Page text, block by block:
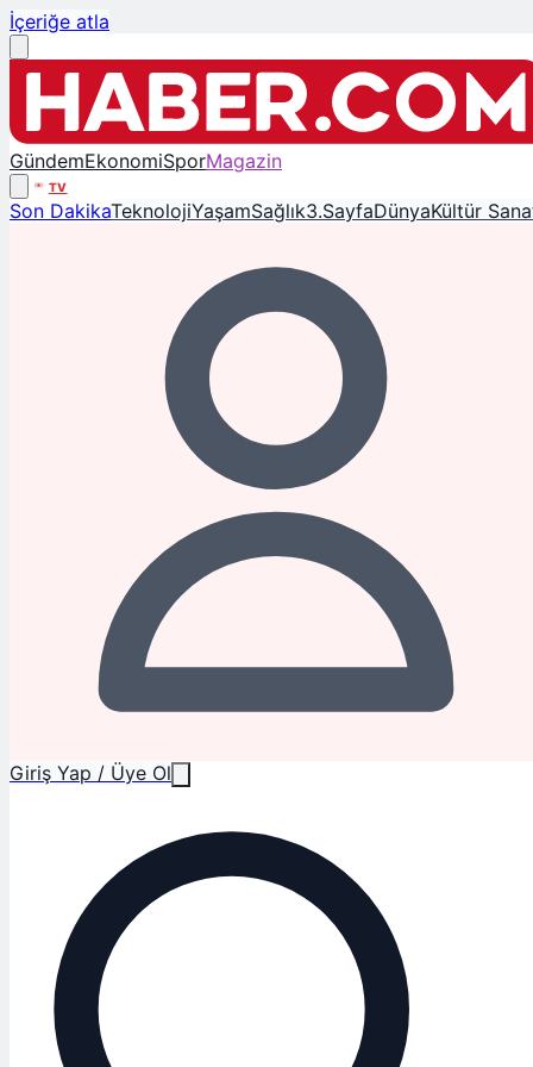
İçeriğe atla
GündemEkonomiSporMagazin
TV
Son DakikaTeknolojiYaşamSağlık3.SayfaDünyaKültür
Giriş Yap / Üye Ol